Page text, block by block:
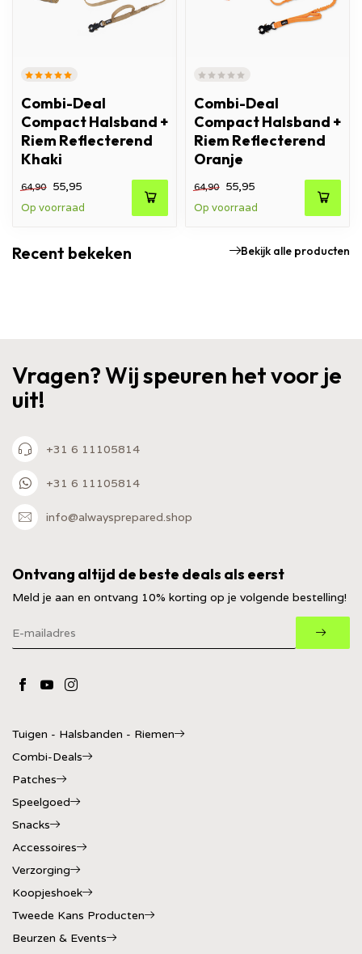
Combi-Deal
Compact Halsband +
Riem Reflecterend
Khaki
64,90 55,95
Op voorraad
Combi-Deal
Compact Halsband +
Riem Reflecterend
Oranje
64,90 55,95
Op voorraad
Recent bekeken Bekijk alle producten
Vragen? Wij speuren het voor je
uit!
+31 6 11105814
+31 6 11105814
info@alwaysprepared.shop
Ontvang altijd de beste deals als eerst
Meld je aan en ontvang 10% korting op je volgende bestelling!
Tuigen - Halsbanden - Riemen
Combi-Deals
Patches
Speelgoed
Snacks
Accessoires
Verzorging
Koopjeshoek
Tweede Kans Producten
Beurzen & Events